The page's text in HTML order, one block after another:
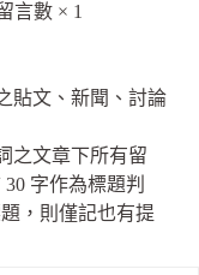
言數 × 1
貼文、新聞、討論
之文章下所有留
字作為標題判
，則僅記也有提